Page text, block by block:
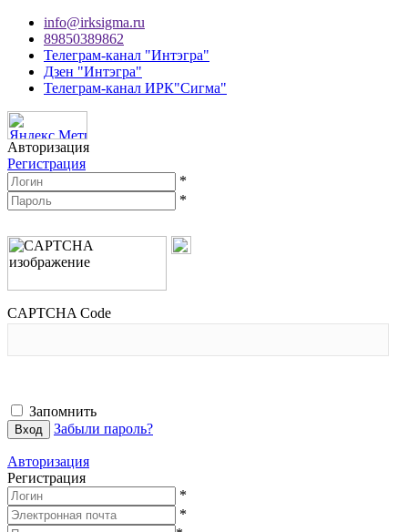
info@irksigma.ru
89850389862
Телеграм-канал "Интэгра"
Дзен "Интэгра"
Телеграм-канал ИРК"Сигма"
Авторизация
Регистрация
*
*
CAPTCHA Code
Запомнить
Забыли пароль?
Авторизация
Регистрация
*
*